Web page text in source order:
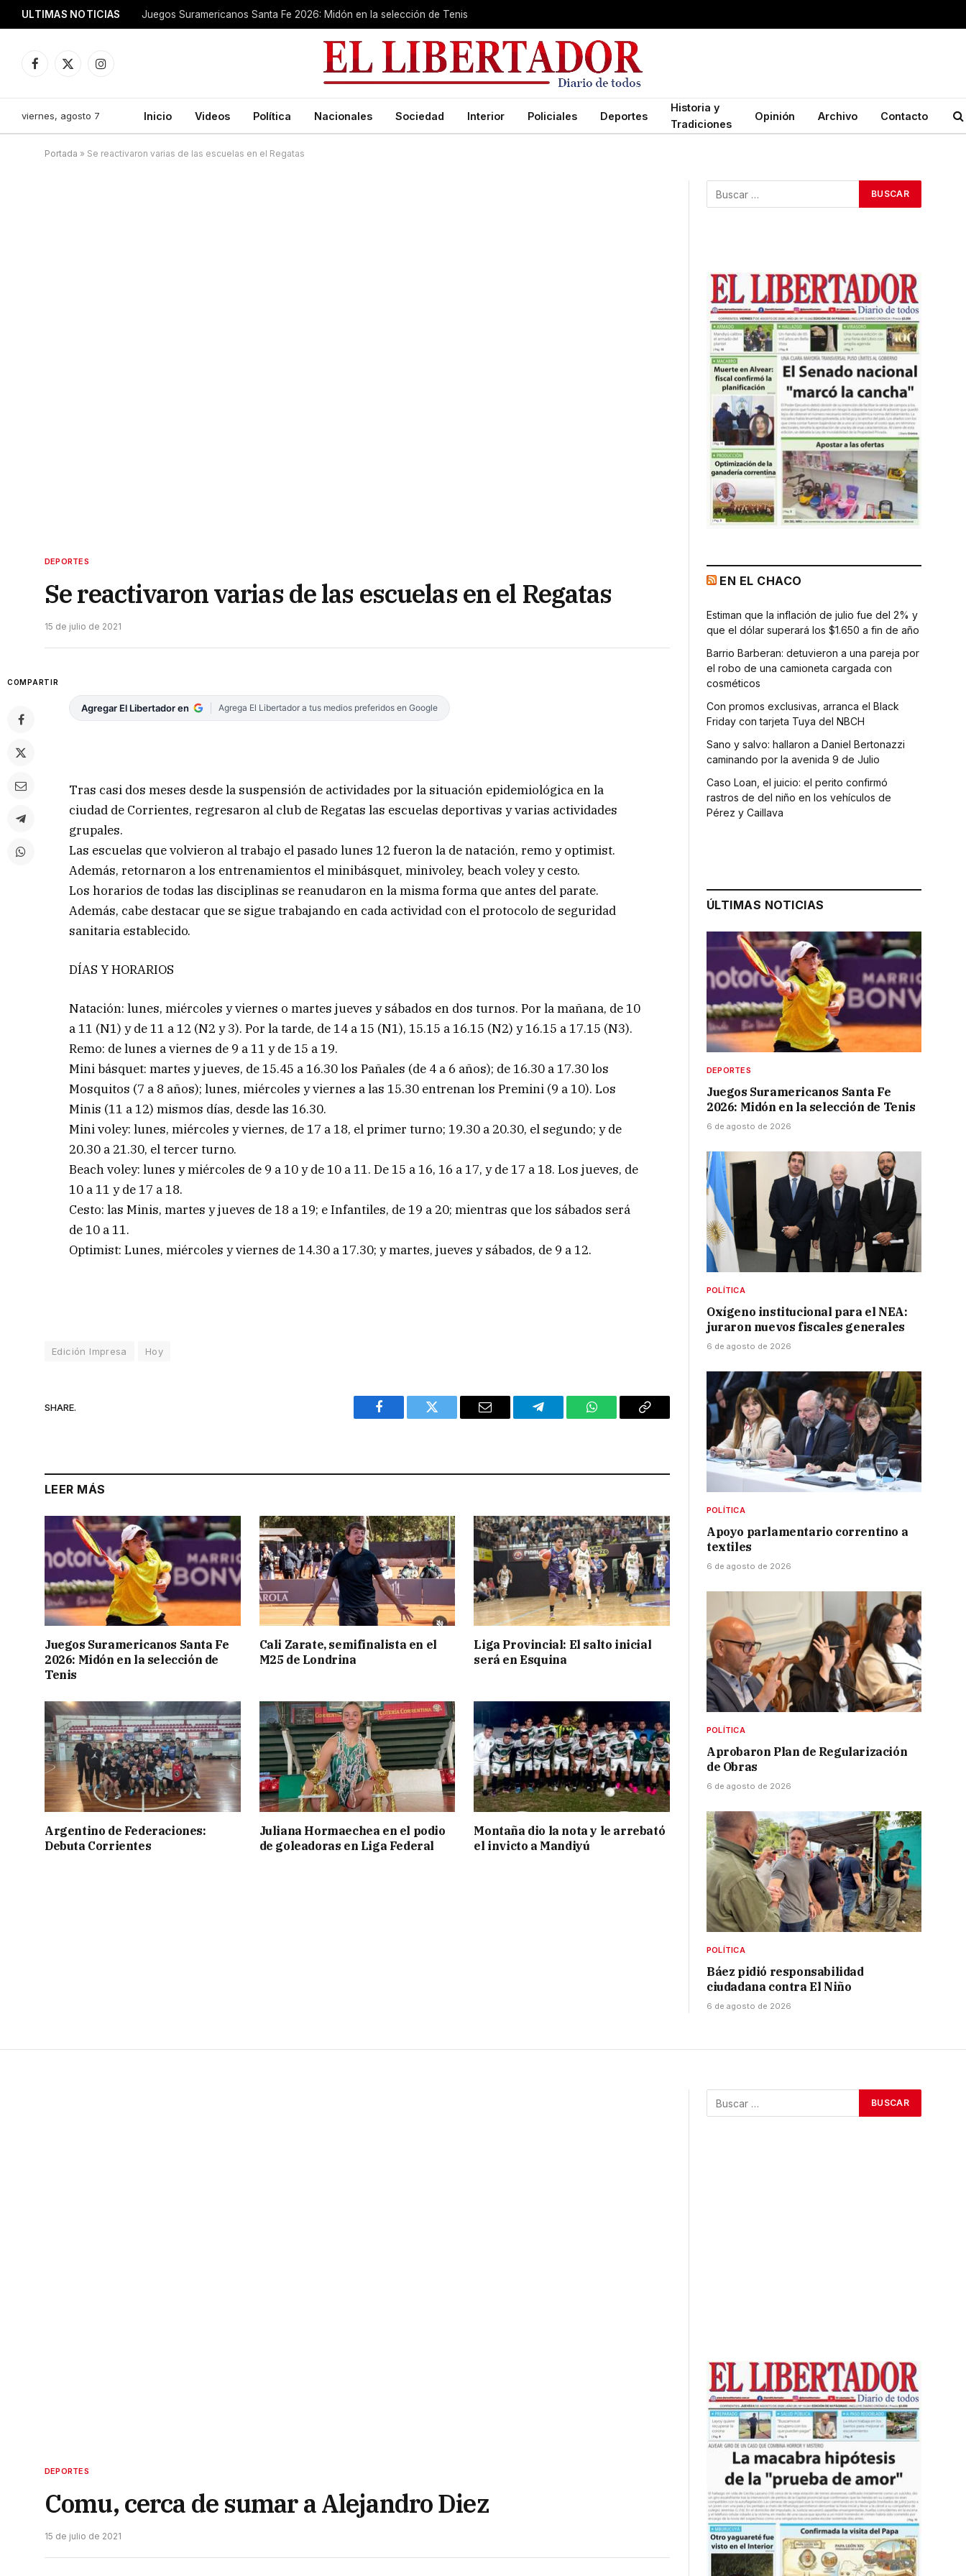
ULTIMAS NOTICIAS Juegos Suramericanos Santa Fe 2026: Midón en la selección de Tenis
Facebook
X
Instagram
viernes, agosto 7 Inicio Videos Política Nacionales Sociedad Interior Policiales Deportes
Historia y
Tradiciones
Opinión Archivo Contacto
Portada » Se reactivaron varias de las escuelas en el Regatas
DEPORTES
Se reactivaron varias de las escuelas en el Regatas
15 de julio de 2021
COMPARTIR
Agregar El Libertador en Agrega El Libertador a tus medios preferidos en Google
Tras casi dos meses desde la suspensión de actividades por la situación epidemiológica en la
ciudad de Corrientes, regresaron al club de Regatas las escuelas deportivas y varias actividades
grupales.
Las escuelas que volvieron al trabajo el pasado lunes 12 fueron la de natación, remo y optimist.
Además, retornaron a los entrenamientos el minibásquet, minivoley, beach voley y cesto.
Los horarios de todas las disciplinas se reanudaron en la misma forma que antes del parate.
Además, cabe destacar que se sigue trabajando en cada actividad con el protocolo de seguridad
sanitaria establecido.
DÍAS Y HORARIOS
Natación: lunes, miércoles y viernes o martes jueves y sábados en dos turnos. Por la mañana, de 10
a 11 (N1) y de 11 a 12 (N2 y 3). Por la tarde, de 14 a 15 (N1), 15.15 a 16.15 (N2) y 16.15 a 17.15 (N3).
Remo: de lunes a viernes de 9 a 11 y de 15 a 19.
Mini básquet: martes y jueves, de 15.45 a 16.30 los Pañales (de 4 a 6 años); de 16.30 a 17.30 los
Mosquitos (7 a 8 años); lunes, miércoles y viernes a las 15.30 entrenan los Premini (9 a 10). Los
Minis (11 a 12) mismos días, desde las 16.30.
Mini voley: lunes, miércoles y viernes, de 17 a 18, el primer turno; 19.30 a 20.30, el segundo; y de
20.30 a 21.30, el tercer turno.
Beach voley: lunes y miércoles de 9 a 10 y de 10 a 11. De 15 a 16, 16 a 17, y de 17 a 18. Los jueves, de
10 a 11 y de 17 a 18.
Cesto: las Minis, martes y jueves de 18 a 19; e Infantiles, de 19 a 20; mientras que los sábados será
de 10 a 11.
Optimist: Lunes, miércoles y viernes de 14.30 a 17.30; y martes, jueves y sábados, de 9 a 12.
Edición Impresa Hoy
SHARE.
Facebook Twitter Email Telegram WhatsAppCopy
LEER MÁS
Juegos Suramericanos Santa Fe
2026: Midón en la selección de
Tenis
Cali Zarate, semifinalista en el
M25 de Londrina
Liga Provincial: El salto inicial
será en Esquina
Argentino de Federaciones:
Debuta Corrientes
Juliana Hormaechea en el podio
de goleadoras en Liga Federal
Montaña dio la nota y le arrebató
el invicto a Mandiyú
EN EL CHACO
Estiman que la inflación de julio fue del 2% y
que el dólar superará los $1.650 a fin de año
Barrio Barberan: detuvieron a una pareja por
el robo de una camioneta cargada con
cosméticos
Con promos exclusivas, arranca el Black
Friday con tarjeta Tuya del NBCH
Sano y salvo: hallaron a Daniel Bertonazzi
caminando por la avenida 9 de Julio
Caso Loan, el juicio: el perito confirmó
rastros de del niño en los vehículos de
Pérez y Caillava
ÚLTIMAS NOTICIAS
DEPORTES
Juegos Suramericanos Santa Fe
2026: Midón en la selección de Tenis
6 de agosto de 2026
POLÍTICA
Oxígeno institucional para el NEA:
juraron nuevos fiscales generales
6 de agosto de 2026
POLÍTICA
Apoyo parlamentario correntino a
textiles
6 de agosto de 2026
POLÍTICA
Aprobaron Plan de Regularización
de Obras
6 de agosto de 2026
POLÍTICA
Báez pidió responsabilidad
ciudadana contra El Niño
6 de agosto de 2026
DEPORTES
Comu, cerca de sumar a Alejandro Diez
15 de julio de 2021